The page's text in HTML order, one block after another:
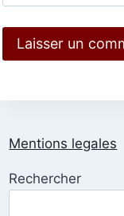
Mentions legales
Rechercher